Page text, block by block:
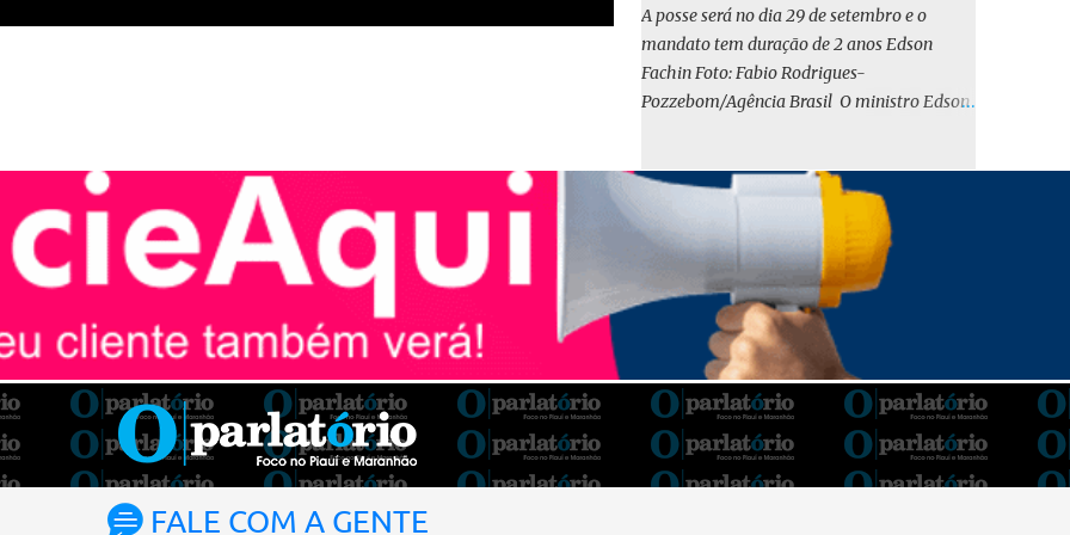
em iene japonês é mais vantajosa sob os
aspectos econômico e financeiro. Embora o
custo dos juros em dólares possa parecer
inferior no curto prazo, a opção pelo iene
tanto pela sua menor volatilidade cambial
quanto pela estabilidade da taxa de juros
atrelada à TONA”, explica. O deputado
Gustavo Neiva (PP) votou contra o projeto de
l...
A posse será no dia 29 de setembro e o
mandato tem duração de 2 anos Edson
Fachin Foto: Fabio Rodrigues-
Pozzebom/Agência Brasil O ministro Edson
Tribunal Federal (STF) pelos próximos dois
anos. O vice-presidente será o ministro
Alexandre de Moraes. A posse será no dia 29
de setembro. A votação foi feita de forma
simbólica pelo plenário da Corte.
Atualmente, Fachin é o vice-presidente e,
pelo critério de antiguidade, deve assumir o
cargo. Conforme o regimento interno, o
tribunal deve ser comandado pelo ministro
mais antigo que ainda não presidiu a Corte.
O novo presidente vai suceder a Luís Roberto
FALE COM A GENTE